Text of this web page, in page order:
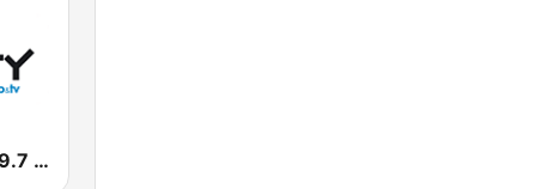
Радио City 99.7 FM